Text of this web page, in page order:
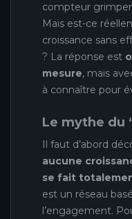
compteur
Mais est-ce
croissance sans
? La réponse est
mesure, mais
à connaître pour
Le mythe du
Il faut d’abord
aucune
se fait
est un réseau
l’engagement.